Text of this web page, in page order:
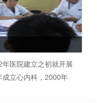
医院建立之初就开展
立心内科，2000年